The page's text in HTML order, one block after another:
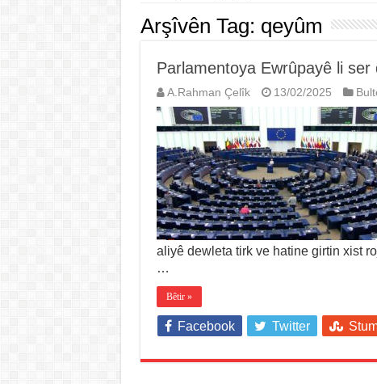
Arşîvên Tag: qeyûm
Parlamentoya Ewrûpayê li
A.Rahman Çelîk 13/02/2025
aliyê dewleta tirk ve hatine girtin xist
…
Bêtir »
Facebook Twitter